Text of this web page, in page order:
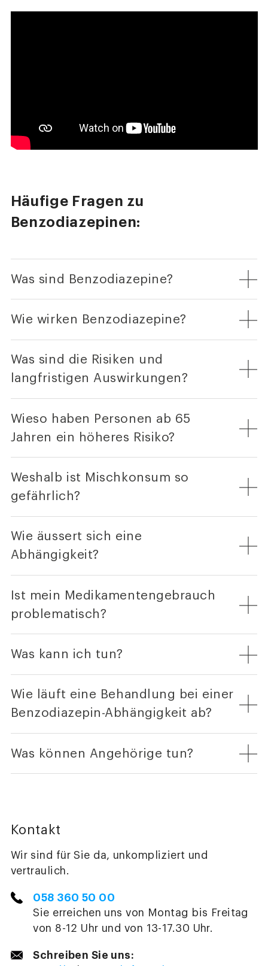
Häufige Fragen zu
Benzodiazepinen:
Was sind Benzodiazepine?
Wie wirken Benzodiazepine?
Was sind die Risiken und
langfristigen Auswirkungen?
Wieso haben Personen ab 65
Jahren ein höheres Risiko?
Weshalb ist Mischkonsum so
gefährlich?
Wie äussert sich eine
Abhängigkeit?
Ist mein Medikamentengebrauch
problematisch?
Was kann ich tun?
Wie läuft eine Behandlung bei einer
Benzodiazepin-Abhängigkeit ab?
Was können Angehörige tun?
Kontakt
Wir sind für Sie da, unkompliziert und
vertraulich.
058 360 50 00
Sie erreichen uns von Montag bis Freitag
von 8-12 Uhr und von 13-17.30 Uhr.
Schreiben Sie uns: